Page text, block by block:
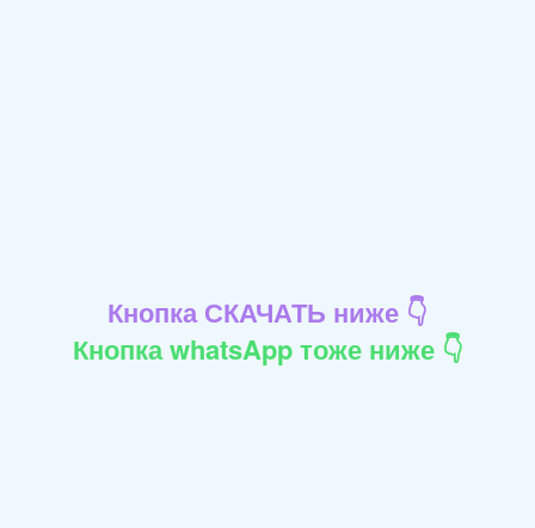
Кнопка СКАЧАТЬ ниже 👇
Кнопка whatsApp тоже ниже 👇